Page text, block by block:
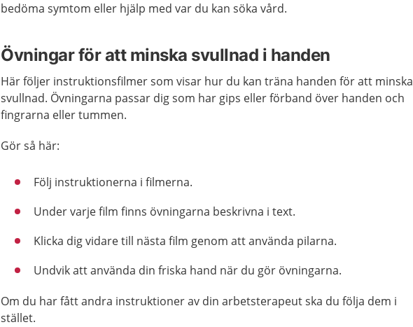
bedöma symtom eller hjälp med var du kan söka vård.
Övningar för att minska svullnad i handen
Här följer instruktionsfilmer som visar hur du kan träna handen för att minska
svullnad. Övningarna passar dig som har gips eller förband över handen och
fingrarna eller tummen.
Gör så här:
Följ instruktionerna i filmerna.
Under varje film finns övningarna beskrivna i text.
Klicka dig vidare till nästa film genom att använda pilarna.
Undvik att använda din friska hand när du gör övningarna.
Om du har fått andra instruktioner av din arbetsterapeut ska du följa dem i
stället.